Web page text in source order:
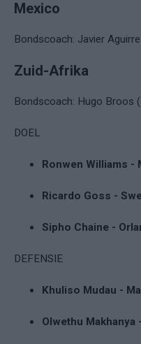
Mexico
Bondscoach: Javier
Zuid-Afrika
Bondscoach: Hugo Broos
DOEL
Ronwen Williams -
Ricardo Goss -
Sipho Chaine -
DEFENSIE
Khuliso Mudau -
Olwethu Makhanya